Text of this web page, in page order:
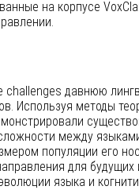
на корпусе
давнюю
Используя методы
между
популяции его
для будущих
языка и